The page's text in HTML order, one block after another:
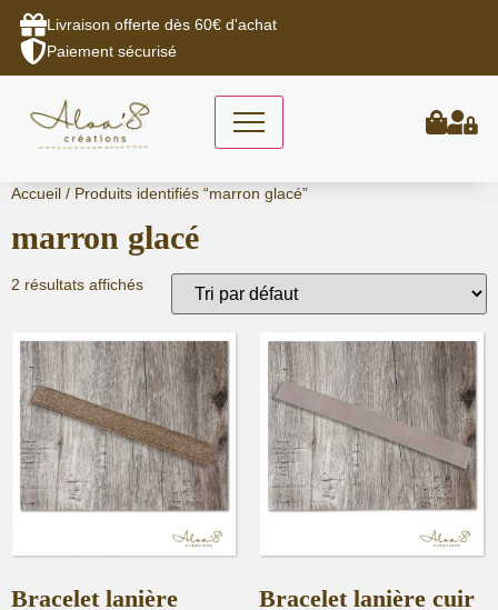
Livraison offerte dès 60€ d'achat
Paiement sécurisé
Aller
contenu
Accueil / Produits identifiés “marron glacé”
marron glacé
2 résultats affichés
Bracelet lanière
Bracelet lanière cuir